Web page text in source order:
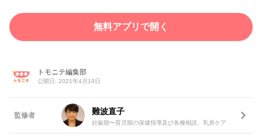
無料アプリで開く
トモニテ編集部
公開日: 2021年4月19日
監修者 難波直子
妊娠期〜育児期の保健指導及び各種相談、乳房ケア